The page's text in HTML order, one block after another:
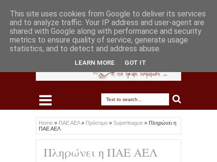
Home » ΠΑΕ ΑΕΛ» Πρόστιμο » Superleague » Πληρώνει η
ΠΑΕ ΑΕΛ
Πληρώνει η ΠΑΕ ΑΕΛ
This site uses cookies from Google to deliver its services
and to analyze traffic. Your IP address and user-agent are
shared with Google along with performance and security
metrics to ensure quality of service, generate usage
statistics, and to detect and address abuse.
LEARN MORE GOT IT